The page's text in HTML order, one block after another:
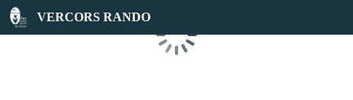
VERCORS RANDO
Chargement